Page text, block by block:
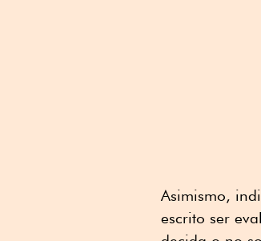
Asimismo,
escrito ser